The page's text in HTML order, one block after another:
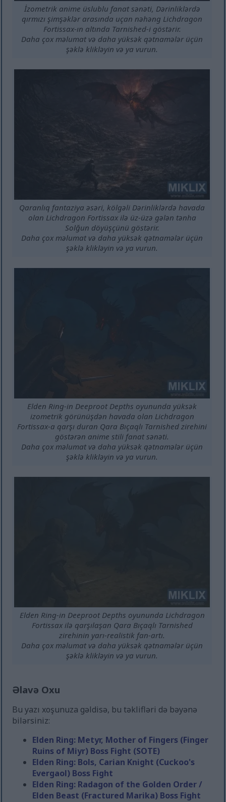
İzometrik anime üslublu fanat sənəti, Dərinliklərdə
qırmızı şimşəklər arasında uçan nəhəng Lichdragon
Fortissax-ın altında Tarnished-i göstərir.
Daha çox məlumat və daha yüksək qətnamələr üçün
şəklə klikləyin və ya vurun.
Qaranlıq fantaziya əsəri, kölgəli Dərinliklərdə havada
olan Lichdragon Fortissax ilə üz-üzə gələn tənha
Solğun döyüşçünü göstərir.
Daha çox məlumat və daha yüksək qətnamələr üçün
şəklə klikləyin və ya vurun.
Elden Ring-in Deeproot Depths oyununda yüksək
izometrik görünüşdən havada olan Lichdragon
Fortissax-a qarşı duran Qara Bıçaqlı Tarnished zirehini
göstərən anime stili fanat sənəti.
Daha çox məlumat və daha yüksək qətnamələr üçün
şəklə klikləyin və ya vurun.
Elden Ring-in Deeproot Depths oyununda Lichdragon
Fortissax ilə qarşılaşan Qara Bıçaqlı Tarnished
zirehinin yarı-realistik fan-artı.
Daha çox məlumat və daha yüksək qətnamələr üçün
şəklə klikləyin və ya vurun.
Əlavə Oxu
Bu yazı xoşunuza gəldisə, bu təklifləri də bəyənə
bilərsiniz:
Elden Ring: Metyr, Mother of Fingers (Finger
Ruins of Miyr) Boss Fight (SOTE)
Elden Ring: Bols, Carian Knight (Cuckoo's
Evergaol) Boss Fight
Elden Ring: Radagon of the Golden Order /
Elden Beast (Fractured Marika) Boss Fight